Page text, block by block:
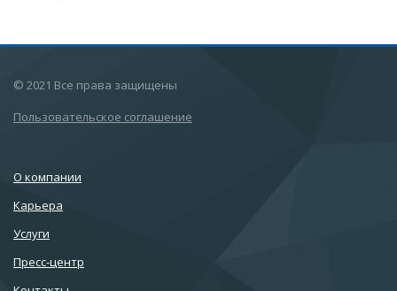
© 2021 Все права защищены
Пользовательское соглашение
О компании
Карьера
Услуги
Пресс-центр